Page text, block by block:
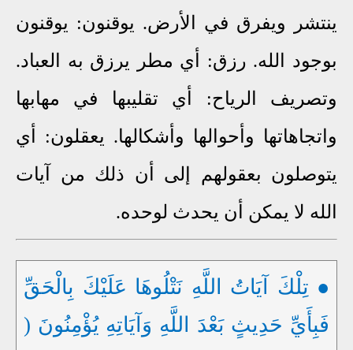
ينتشر ويفرق في الأرض. يوقنون: يوقنون
بوجود الله. رزق: أي مطر يرزق به العباد.
وتصريف الرياح: أي تقليبها في مهابها
واتجاهاتها وأحوالها وأشكالها. يعقلون: أي
يتوصلون بعقولهم إلى أن ذلك من آيات
الله لا يمكن أن يحدث لوحده.
● تِلْكَ آيَاتُ اللَّهِ نَتْلُوهَا عَلَيْكَ بِالْحَقِّ
فَبِأَيِّ حَدِيثٍ بَعْدَ اللَّهِ وَآيَاتِهِ يُؤْمِنُونَ (